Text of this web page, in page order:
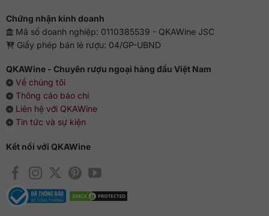
Chứng nhận kinh doanh
Mã số doanh nghiệp: 0110385539 - QKAWine JSC
Giấy phép bán lẻ rượu: 04/GP-UBND
QKAWine - Chuyên rượu ngoại hàng đầu Việt Nam
Về chúng tôi
Thông cáo báo chí
Liên hệ với QKAWine
Tin tức và sự kiện
Kết nối với QKAWine